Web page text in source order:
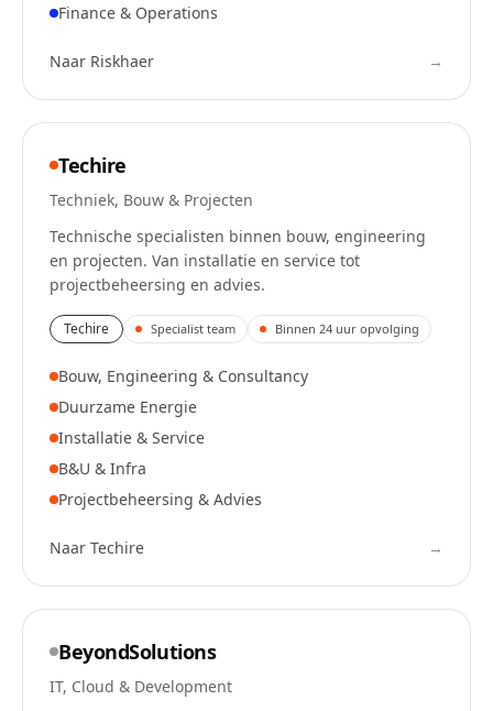
Finance & Operations
Naar Riskhaer →
Techire
Techniek, Bouw & Projecten
Technische specialisten binnen bouw, engineering
en projecten. Van installatie en service tot
projectbeheersing en advies.
Techire Specialist team Binnen 24 uur opvolging
Bouw, Engineering & Consultancy
Duurzame Energie
Installatie & Service
B&U & Infra
Projectbeheersing & Advies
Naar Techire →
BeyondSolutions
IT, Cloud & Development